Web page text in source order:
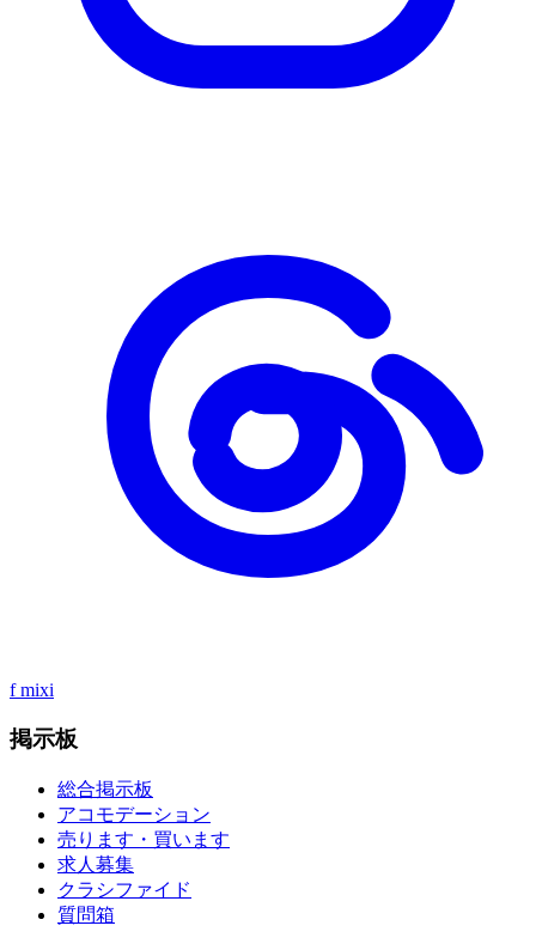
f mixi
掲示板
総合掲示板
アコモデーション
売ります・買います
求人募集
クラシファイド
質問箱